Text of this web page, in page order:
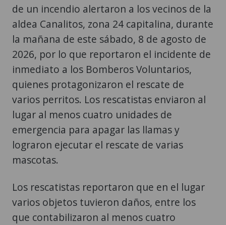
de un incendio alertaron a los vecinos de la
aldea Canalitos, zona 24 capitalina, durante
la mañana de este sábado, 8 de agosto de
2026, por lo que reportaron el incidente de
inmediato a los Bomberos Voluntarios,
quienes protagonizaron el rescate de
varios perritos. Los rescatistas enviaron al
lugar al menos cuatro unidades de
emergencia para apagar las llamas y
lograron ejecutar el rescate de varias
mascotas.
Los rescatistas reportaron que en el lugar
varios objetos tuvieron daños, entre los
que contabilizaron al menos cuatro